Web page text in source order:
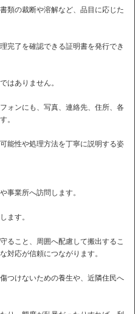
類の裁断や溶解など、品目に応じた
完了を確認できる証明書を発行でき
はありません。
ォンにも、写真、連絡先、住所、各
。
能性や処理方法を丁寧に説明する姿
事業所へ訪問します。
ます。
ること、周囲へ配慮して搬出するこ
対応が信頼につながります。
つけないための養生や、近隣住民へ